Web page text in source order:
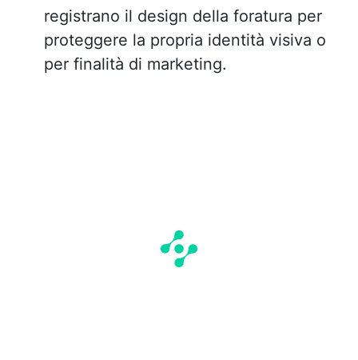
registrano il design della foratura per
proteggere la propria identità visiva o
per finalità di marketing.